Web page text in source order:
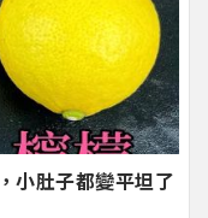
小肚子都變平坦了